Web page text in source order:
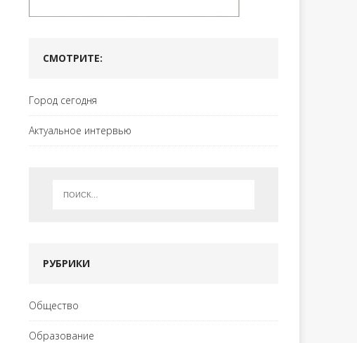
СМОТРИТЕ:
Город сегодня
Актуальное интервью
РУБРИКИ
Общество
Образование